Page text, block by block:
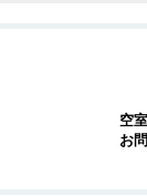
空
お